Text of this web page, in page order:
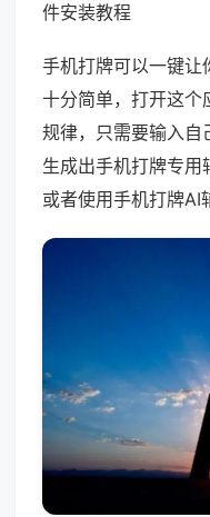
件安装教程
手机打牌可以一键让
十分简单，打开这个
规律，只需要输入自
生成出手机打牌专用
或者使用手机打牌AI